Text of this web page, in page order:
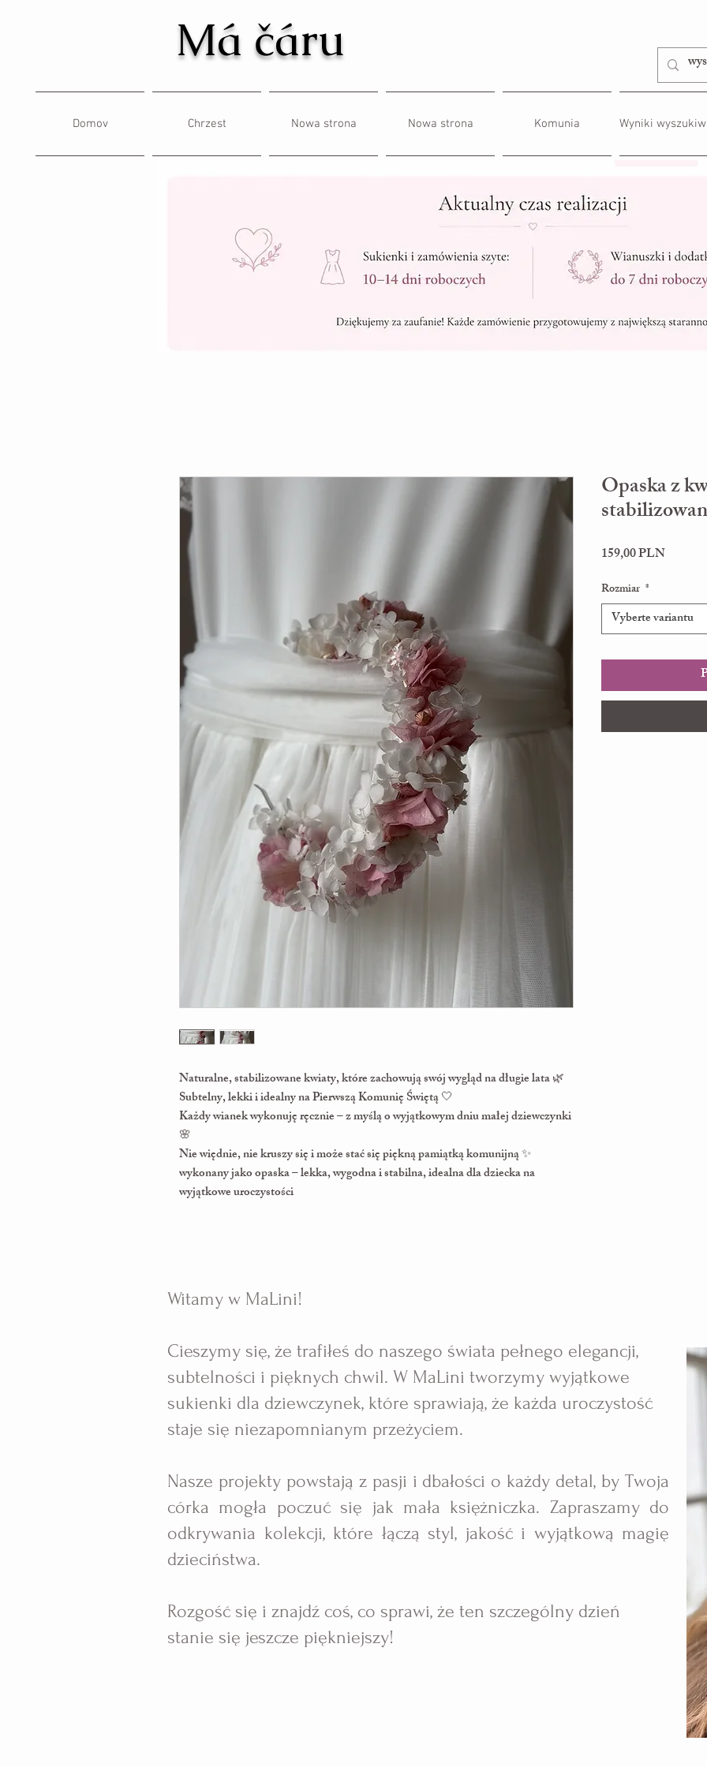
Má čáru
Domov Chrzest Nowa strona Nowa strona Komunia Wyniki
Naturalne, stabilizowane kwiaty, które zachowują swój wygląd na długie lata 🌿
Subtelny, lekki i idealny na Pierwszą Komunię Świętą 🤍
Każdy wianek wykonuję ręcznie – z myślą o wyjątkowym dniu małej dziewczynki
🌸
Nie więdnie, nie kruszy się i może stać się piękną pamiątką komunijną ✨
wykonany jako opaska – lekka, wygodna i stabilna, idealna dla dziecka na
wyjątkowe uroczystości
Opaska z
159,00 PLNCena
Rozmiar *
Vyberte variantu
Witamy w MaLini!
Cieszymy się, że trafiłeś do naszego świata pełnego elegancji,
subtelności i pięknych chwil. W MaLini tworzymy wyjątkowe
sukienki dla dziewczynek, które sprawiają, że każda uroczystość
staje się niezapomnianym przeżyciem.
Nasze projekty powstają z pasji i dbałości o każdy detal, by Twoja
córka mogła poczuć się jak mała księżniczka. Zapraszamy do
odkrywania kolekcji, które łączą styl, jakość i wyjątkową magię
dzieciństwa.
Rozgość się i znajdź coś, co sprawi, że ten szczególny dzień
stanie się jeszcze piękniejszy!